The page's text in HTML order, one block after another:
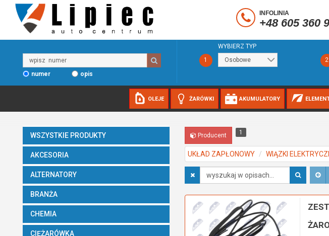
INFOLINIA
+48 605 360
Wpisz
numernumer opis
1
WYBIERZ TYP
2
OLEJE ŻARÓWKI AKUMULATORY
WSZYSTKIE PRODUKTY
AKCESORIA
ALTERNATORY
BRANŻA
CHEMIA
CIĘŻARÓWKA
Producent 1
UKŁAD ZAPŁONOWY WIĄZKI